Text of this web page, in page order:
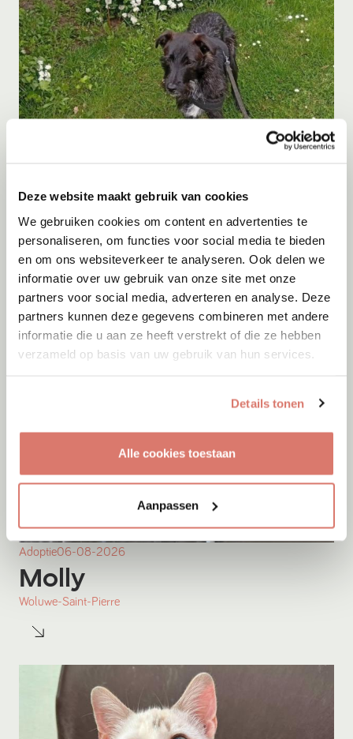
Deze website maakt gebruik van cookies
We gebruiken cookies om content en advertenties te
personaliseren, om functies voor social media te bieden
en om ons websiteverkeer te analyseren. Ook delen we
informatie over uw gebruik van onze site met onze
partners voor social media, adverteren en analyse. Deze
partners kunnen deze gegevens combineren met andere
informatie die u aan ze heeft verstrekt of die ze hebben
verzameld op basis van uw gebruik van hun services.
Details tonen
Alle cookies toestaan
Aanpassen
Adoptie06-08-2026
** SPOED ** Toshio
Adoptie06-08-2026
Molly
Woluwe-Saint-Pierre